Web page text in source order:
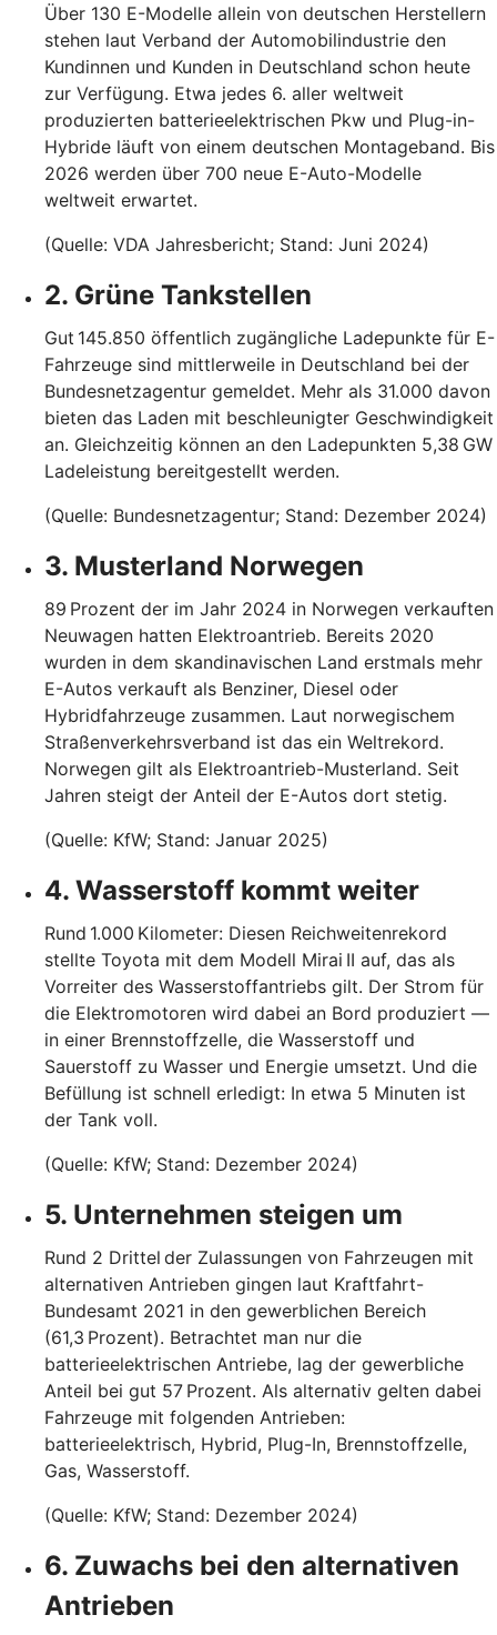
Über 130 E-Modelle allein von deutschen Herstellern
stehen laut Verband der Automobilindustrie den
Kundinnen und Kunden in Deutschland schon heute
zur Verfügung. Etwa jedes 6. aller weltweit
produzierten batterieelektrischen Pkw und Plug-in-
Hybride läuft von einem deutschen Montageband. Bis
2026 werden über 700 neue E-Auto-Modelle
weltweit erwartet.
(Quelle: VDA Jahresbericht; Stand: Juni 2024)
2. Grüne Tankstellen
Gut 145.850 öffentlich zugängliche Ladepunkte für E-
Fahrzeuge sind mittlerweile in Deutschland bei der
Bundesnetzagentur gemeldet. Mehr als 31.000 davon
bieten das Laden mit beschleunigter Geschwindigkeit
an. Gleichzeitig können an den Ladepunkten 5,38 GW
Ladeleistung bereitgestellt werden.
(Quelle: Bundesnetzagentur; Stand: Dezember 2024)
3. Musterland Norwegen
89 Prozent der im Jahr 2024 in Norwegen verkauften
Neuwagen hatten Elektroantrieb. Bereits 2020
wurden in dem skandinavischen Land erstmals mehr
E-Autos verkauft als Benziner, Diesel oder
Hybridfahrzeuge zusammen. Laut norwegischem
Straßenverkehrsverband ist das ein Weltrekord.
Norwegen gilt als Elektroantrieb-Musterland. Seit
Jahren steigt der Anteil der E-Autos dort stetig.
(Quelle: KfW; Stand: Januar 2025)
4. Wasserstoff kommt weiter
Rund 1.000 Kilometer: Diesen Reichweitenrekord
stellte Toyota mit dem Modell Mirai II auf, das als
Vorreiter des Wasserstoffantriebs gilt. Der Strom für
die Elektromotoren wird dabei an Bord produziert —
in einer Brennstoffzelle, die Wasserstoff und
Sauerstoff zu Wasser und Energie umsetzt. Und die
Befüllung ist schnell erledigt: In etwa 5 Minuten ist
der Tank voll.
(Quelle: KfW; Stand: Dezember 2024)
5. Unternehmen steigen um
Rund 2 Drittel der Zulassungen von Fahrzeugen mit
alternativen Antrieben gingen laut Kraftfahrt-
Bundesamt 2021 in den gewerblichen Bereich
(61,3 Prozent). Betrachtet man nur die
batterieelektrischen Antriebe, lag der gewerbliche
Anteil bei gut 57 Prozent. Als alternativ gelten dabei
Fahrzeuge mit folgenden Antrieben:
batterieelektrisch, Hybrid, Plug-In, Brennstoffzelle,
Gas, Wasserstoff.
(Quelle: KfW; Stand: Dezember 2024)
6. Zuwachs bei den alternativen
Antrieben